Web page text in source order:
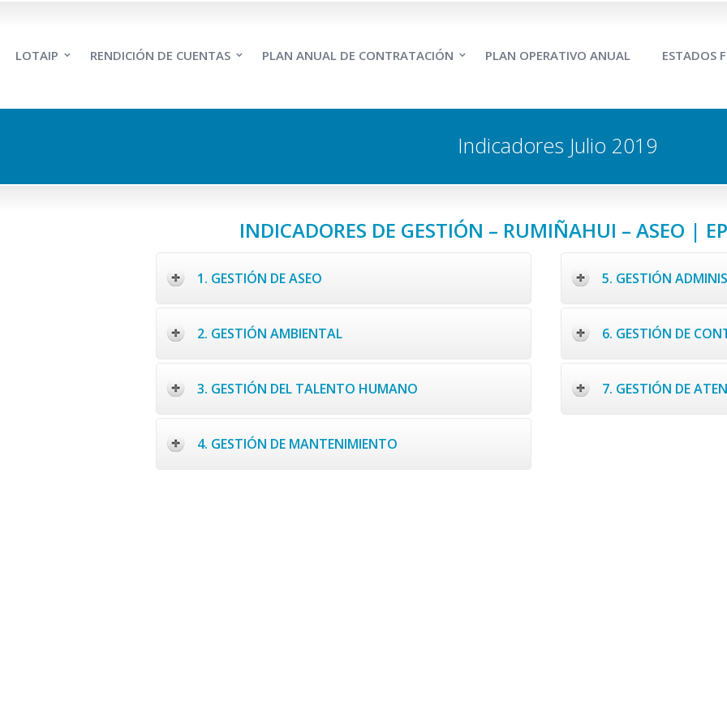
LOTAIP RENDICIÓN DE CUENTAS PLAN ANUAL DE CONTRATACIÓN PLAN OPERATIVO ANUAL ESTADOS
Indicadores Julio 2019
INDICADORES DE GESTIÓN – RUMIÑAHUI – ASEO |
1. GESTIÓN DE ASEO
2. GESTIÓN AMBIENTAL
3. GESTIÓN DEL TALENTO HUMANO
4. GESTIÓN DE MANTENIMIENTO
5. GESTIÓN
6. GESTIÓN DE
7. GESTIÓN DE